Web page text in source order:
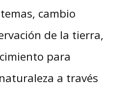
cambio
de la tierra,
para
a través